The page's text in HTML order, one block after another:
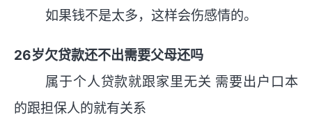
如果钱不是太多，这样会伤感情的。
26岁欠贷款还不出需要父母还吗
属于个人贷款就跟家里无关 需要出户口本
的跟担保人的就有关系